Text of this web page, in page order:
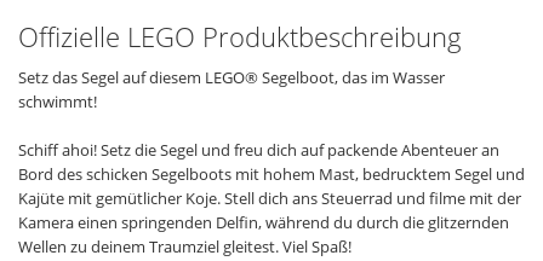
Offizielle LEGO Produktbeschreibung
Setz das Segel auf diesem LEGO® Segelboot, das im Wasser
schwimmt!
Schiff ahoi! Setz die Segel und freu dich auf packende Abenteuer an
Bord des schicken Segelboots mit hohem Mast, bedrucktem Segel und
Kajüte mit gemütlicher Koje. Stell dich ans Steuerrad und filme mit der
Kamera einen springenden Delfin, während du durch die glitzernden
Wellen zu deinem Traumziel gleitest. Viel Spaß!